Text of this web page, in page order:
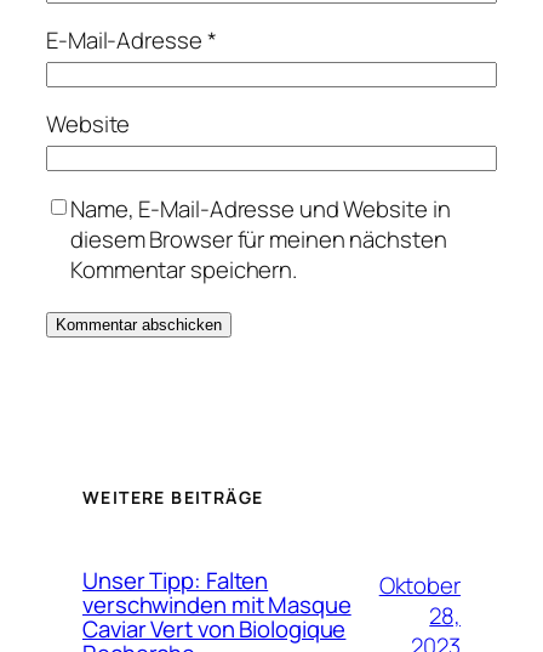
E-Mail-Adresse*
Website
Name, E-Mail-Adresse und Website in
diesem Browser für meinen nächsten
Kommentar speichern.
WEITERE BEITRÄGE
Unser Tipp: Falten
verschwinden mit Masque
Caviar Vert von Biologique
Oktober
28,